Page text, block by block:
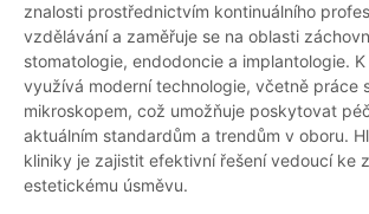
znalosti prostřednictvím kontinuálního
vzdělávání a zaměřuje se na oblasti
stomatologie, endodoncie a implantologie.
využívá moderní technologie, včetně práce
mikroskopem, což umožňuje poskytovat
aktuálním standardům a trendům v oboru.
kliniky je zajistit efektivní řešení vedoucí ke
estetickému úsměvu.